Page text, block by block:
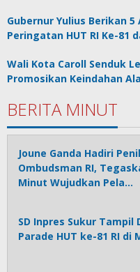
Gubernur Yulius Berikan
Peringatan HUT RI Ke-81
Wali Kota Caroll Senduk
Promosikan Keindahan
BERITA MINUT
Joune Ganda Hadiri
Ombudsman RI,
Minut Wujudkan Pela…
SD Inpres Sukur Tampil
Parade HUT ke-81 RI di